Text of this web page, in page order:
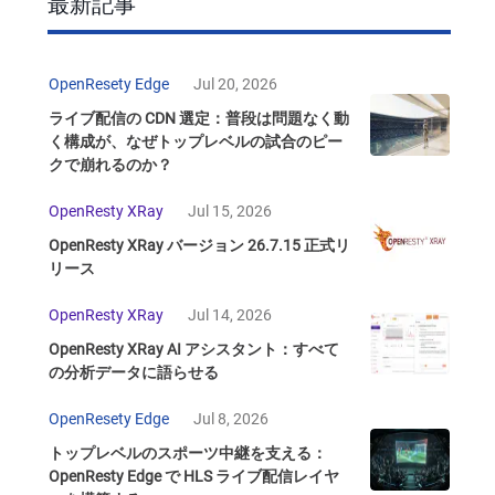
OpenResety Edge
Jul 20, 2026
ライブ配信の CDN 選定：普段は問題なく動
く構成が、なぜトップレベルの試合のピー
クで崩れるのか？
OpenResty XRay
Jul 15, 2026
OpenResty XRay バージョン 26.7.15 正式リ
リース
OpenResty XRay
Jul 14, 2026
OpenResty XRay AI アシスタント：すべて
の分析データに語らせる
OpenResety Edge
Jul 8, 2026
トップレベルのスポーツ中継を支える：
OpenResty Edge で HLS ライブ配信レイヤ